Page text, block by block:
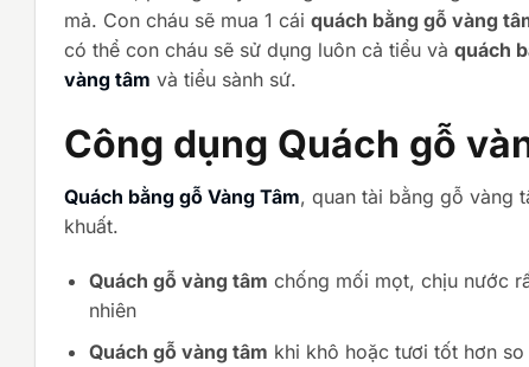
mả. Con cháu sẽ mua 1 cái quách bằng gỗ vàng
có thể con cháu sẽ sử dụng luôn cả tiểu và quách
vàng tâm và tiểu sành sứ.
Công dụng Quách gỗ
Quách bằng gỗ Vàng Tâm, quan tài bằng gỗ vàng
khuất.
Quách gỗ vàng tâm chống mối mọt, chịu nước
nhiên
Quách gỗ vàng tâm khi khô hoặc tươi tốt hơn